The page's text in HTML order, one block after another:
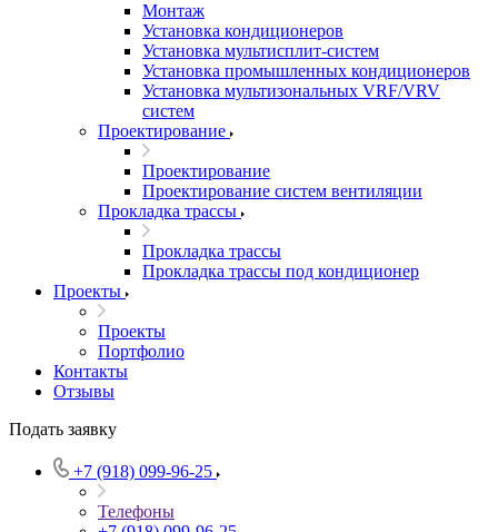
Монтаж
Установка кондиционеров
Установка мультисплит-систем
Установка промышленных кондиционеров
Установка мультизональных VRF/VRV
систем
Проектирование
Проектирование
Проектирование систем вентиляции
Прокладка трассы
Прокладка трассы
Прокладка трассы под кондиционер
Проекты
Проекты
Портфолио
Контакты
Отзывы
Подать заявку
+7 (918) 099-96-25
Телефоны